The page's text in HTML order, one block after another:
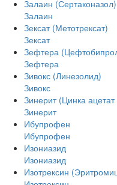
Залаин (Сертаконазол)
Залаин
Зексат (Метотрексат)
Зексат
Зефтера
Зефтера
Зивокс (Линезолид)
Зивокс
Зинерит (Цинка
Зинерит
Ибупрофен
Ибупрофен
Изониазид
Изониазид
Изотрексин